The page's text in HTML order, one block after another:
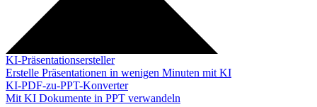
KI-Präsentationsersteller
Erstelle Präsentationen in wenigen Minuten mit KI
KI-PDF-zu-PPT-Konverter
Mit KI Dokumente in PPT verwandeln